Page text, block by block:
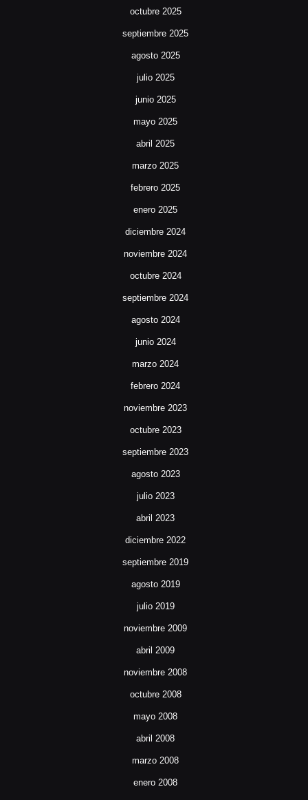
octubre 2025
septiembre 2025
agosto 2025
julio 2025
junio 2025
mayo 2025
abril 2025
marzo 2025
febrero 2025
enero 2025
diciembre 2024
noviembre 2024
octubre 2024
septiembre 2024
agosto 2024
junio 2024
marzo 2024
febrero 2024
noviembre 2023
octubre 2023
septiembre 2023
agosto 2023
julio 2023
abril 2023
diciembre 2022
septiembre 2019
agosto 2019
julio 2019
noviembre 2009
abril 2009
noviembre 2008
octubre 2008
mayo 2008
abril 2008
marzo 2008
enero 2008